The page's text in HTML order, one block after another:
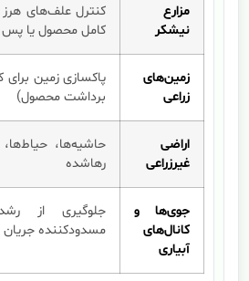
مزارع
نیشکر
کنترل علف‌های
کامل محصول یا پس
زمین‌های
زراعی
پاکسازی زمین
برداشت محصول)
اراضی
غیرزراعی
حاشیه‌ها،
رهاشده
جوی‌ها و
کانال‌های
آبیاری
جلوگیری از
مسدودکننده